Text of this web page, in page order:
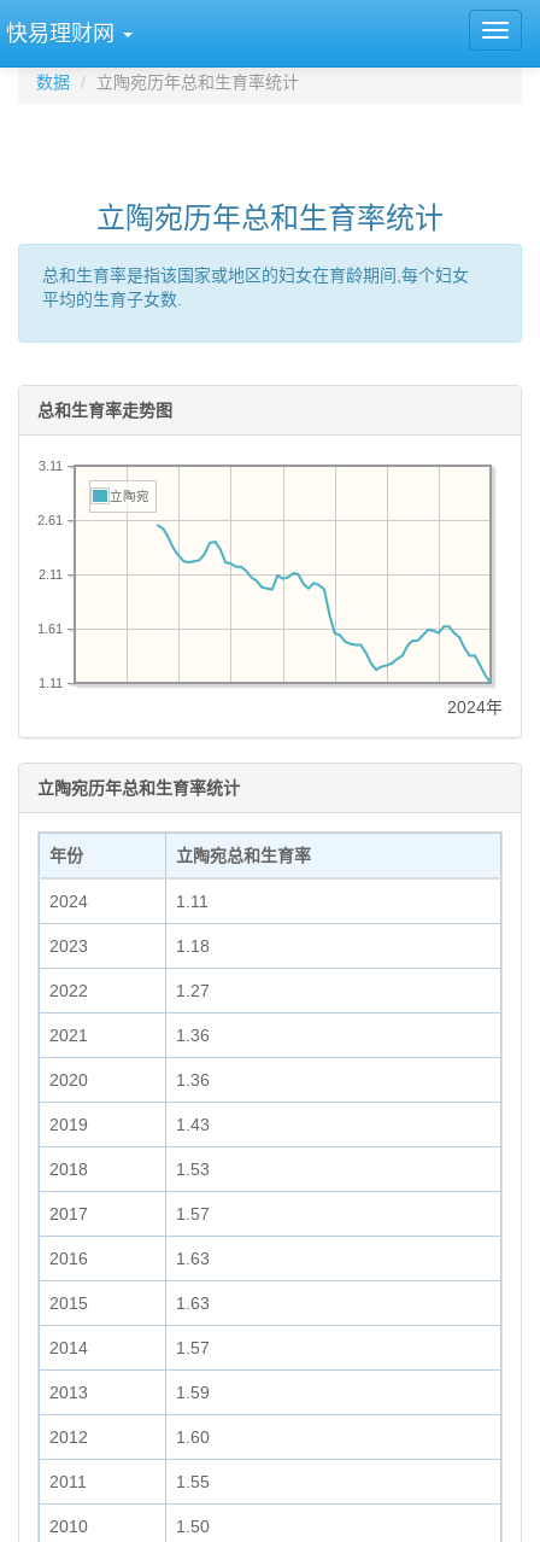
快易理财网
数据 立陶宛历年总和生育率统计
立陶宛历年总和生育率统计
总和生育率是指该国家或地区的妇女在育龄期间,每个妇女
平均的生育子女数.
总和生育率走势图
1.11
1.61
2.11
2.61
3.11
立陶宛
2024年
立陶宛历年总和生育率统计
年份 立陶宛总和生育率
2024 1.11
2023 1.18
2022 1.27
2021 1.36
2020 1.36
2019 1.43
2018 1.53
2017 1.57
2016 1.63
2015 1.63
2014 1.57
2013 1.59
2012 1.60
2011 1.55
2010 1.50